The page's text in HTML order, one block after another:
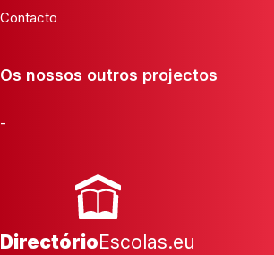
Contacto
Os nossos outros projectos
-
DirectórioEscolas.eu